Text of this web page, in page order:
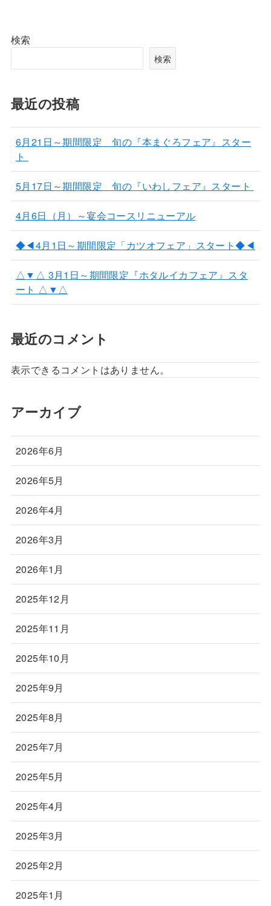
検索
検索
最近の投稿
6月21日～期間限定 旬の『本まぐろフェア』スター
ト
5月17日～期間限定 旬の『いわしフェア』スタート
4月6日（月）～宴会コースリニューアル
◆◀4月1日～期間限定「カツオフェア」スタート◆◀
△▼△ 3月1日～期間限定『ホタルイカフェア』スタ
ート △▼△
最近のコメント
表示できるコメントはありません。
アーカイブ
2026年6月
2026年5月
2026年4月
2026年3月
2026年1月
2025年12月
2025年11月
2025年10月
2025年9月
2025年8月
2025年7月
2025年5月
2025年4月
2025年3月
2025年2月
2025年1月